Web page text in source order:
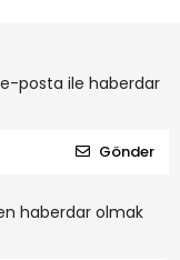
posta ile haberdar
Gönder
haberdar olmak